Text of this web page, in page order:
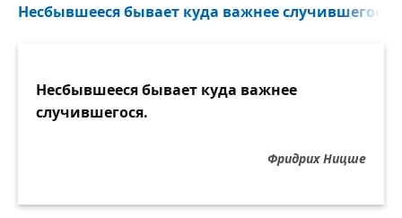
Несбывшееся бывает куда важнее
Несбывшееся бывает куда важнее
случившегося.
Фридрих Ницше